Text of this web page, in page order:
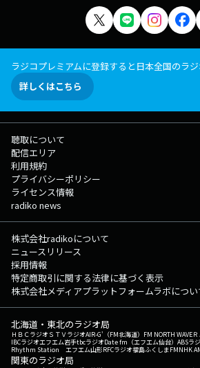
ラジコプレミアムに登録すると日本全国のラ
詳しくはこちら
聴取について
配信エリア
利用規約
プライバシーポリシー
ライセンス情報
radiko news
株式会社radikoについて
ニュースリリース
採用情報
特定商取引に関する法律に基づく表示
株式会社メディアプラットフォームラボについ
北海道・東北のラジオ局
ＨＢＣラジオＳＴＶラジオAIR-G'（FM北海道） FM NORTH WAVE
IBCラジオエフエム岩手tbcラジオDate fm（エフエム仙台） ABSラ
Rhythm Station エフエム山形RFCラジオ福島ふくしまFMNHK
関東のラジオ局